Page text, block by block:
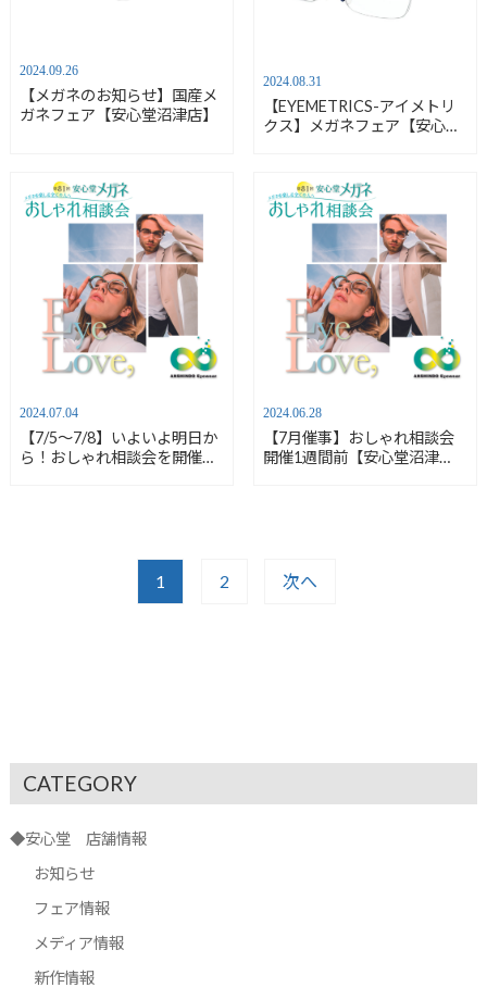
2024.09.26
【メガネのお知らせ】国産メ
ガネフェア【安心堂沼津店】
2024.08.31
【EYEMETRICS-アイメトリ
クス】メガネフェア【安心堂
2024.07.04
【7/5～7/8】いよいよ明日か
ら！おしゃれ相談会を開催し
2024.06.28
【7月催事】おしゃれ相談会
開催1週間前【安心堂沼津
1 2 次へ
CATEGORY
◆安心堂 店舗情報
お知らせ
フェア情報
メディア情報
新作情報